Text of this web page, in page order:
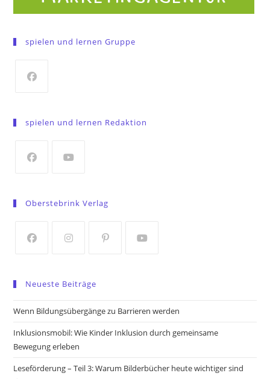
spielen und lernen Gruppe
a
tab
spielen und lernen Redaktion
a
tab
tab
Oberstebrink Verlag
a
new
new
a
new
new
Neueste Beiträge
Wenn Bildungsübergänge zu Barrieren werden
Inklusionsmobil: Wie Kinder Inklusion durch gemeinsame
Bewegung erleben
Leseförderung – Teil 3: Warum Bilderbücher heute wichtiger sind